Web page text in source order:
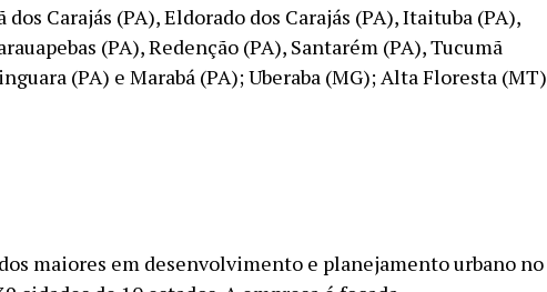
dos Carajás (PA), Eldorado dos Carajás (PA), Itaituba (PA),
(PA), Redenção (PA), Santarém (PA), Tucumã
(PA) e Marabá (PA); Uberaba (MG); Alta Floresta (MT)
maiores em desenvolvimento e planejamento urbano no